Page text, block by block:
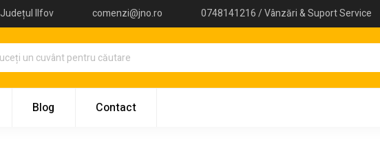
Județul Ilfov comenzi@jno.ro 0748141216 / Vânzări & Suport Service
Blog Contact